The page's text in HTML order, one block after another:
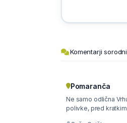
Komentarji
Pomaranča
Ne samo odlična
polivke, pred